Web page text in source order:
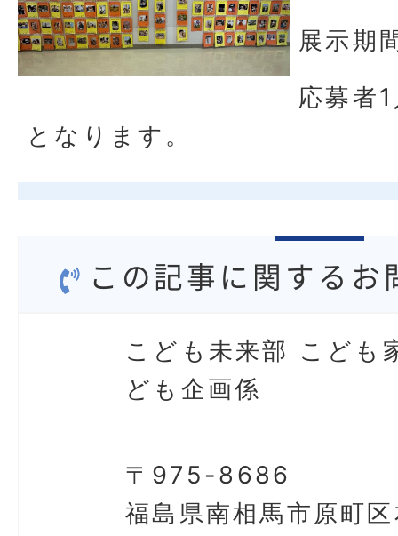
展示期
応募者
となります。
この記事に関するお
こども未来部 こども
ども企画係
〒975-8686
福島県南相馬市原町